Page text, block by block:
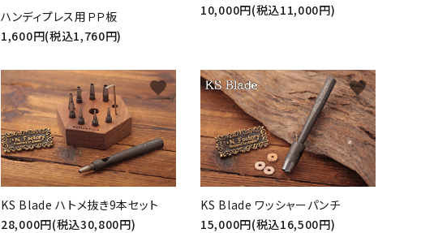
ハンディプレス用ＰＰ板
1,600円(税込1,760円)
10,000円(税込11,000円)
KS Blade ハトメ抜き9本セット
28,000円(税込30,800円)
favorite
KS Blade ワッシャーパンチ
15,000円(税込16,500円)
favorite